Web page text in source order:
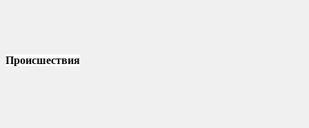
Происшествия